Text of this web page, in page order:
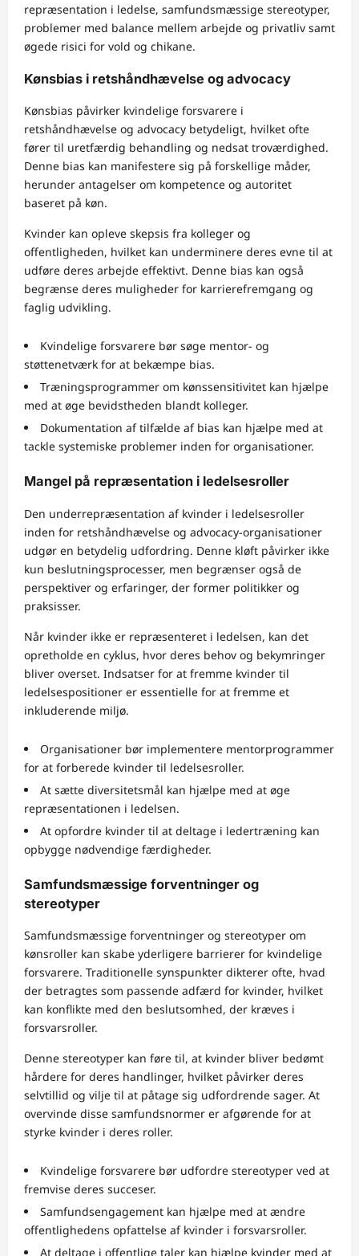
repræsentation i ledelse, samfundsmæssige stereotyper,
problemer med balance mellem arbejde og privatliv samt
øgede risici for vold og chikane.
Kønsbias i retshåndhævelse og advocacy
Kønsbias påvirker kvindelige forsvarere i
retshåndhævelse og advocacy betydeligt, hvilket ofte
fører til uretfærdig behandling og nedsat troværdighed.
Denne bias kan manifestere sig på forskellige måder,
herunder antagelser om kompetence og autoritet
baseret på køn.
Kvinder kan opleve skepsis fra kolleger og
offentligheden, hvilket kan underminere deres evne til at
udføre deres arbejde effektivt. Denne bias kan også
begrænse deres muligheder for karrierefremgang og
faglig udvikling.
Kvindelige forsvarere bør søge mentor- og
støttenetværk for at bekæmpe bias.
Træningsprogrammer om kønssensitivitet kan hjælpe
med at øge bevidstheden blandt kolleger.
Dokumentation af tilfælde af bias kan hjælpe med at
tackle systemiske problemer inden for organisationer.
Mangel på repræsentation i ledelsesroller
Den underrepræsentation af kvinder i ledelsesroller
inden for retshåndhævelse og advocacy-organisationer
udgør en betydelig udfordring. Denne kløft påvirker ikke
kun beslutningsprocesser, men begrænser også de
perspektiver og erfaringer, der former politikker og
praksisser.
Når kvinder ikke er repræsenteret i ledelsen, kan det
opretholde en cyklus, hvor deres behov og bekymringer
bliver overset. Indsatser for at fremme kvinder til
ledelsespositioner er essentielle for at fremme et
inkluderende miljø.
Organisationer bør implementere mentorprogrammer
for at forberede kvinder til ledelsesroller.
At sætte diversitetsmål kan hjælpe med at øge
repræsentationen i ledelsen.
At opfordre kvinder til at deltage i ledertræning kan
opbygge nødvendige færdigheder.
Samfundsmæssige forventninger og
stereotyper
Samfundsmæssige forventninger og stereotyper om
kønsroller kan skabe yderligere barrierer for kvindelige
forsvarere. Traditionelle synspunkter dikterer ofte, hvad
der betragtes som passende adfærd for kvinder, hvilket
kan konflikte med den beslutsomhed, der kræves i
forsvarsroller.
Denne stereotyper kan føre til, at kvinder bliver bedømt
hårdere for deres handlinger, hvilket påvirker deres
selvtillid og vilje til at påtage sig udfordrende sager. At
overvinde disse samfundsnormer er afgørende for at
styrke kvinder i deres roller.
Kvindelige forsvarere bør udfordre stereotyper ved at
fremvise deres succeser.
Samfundsengagement kan hjælpe med at ændre
offentlighedens opfattelse af kvinder i forsvarsroller.
At deltage i offentlige taler kan hjælpe kvinder med at